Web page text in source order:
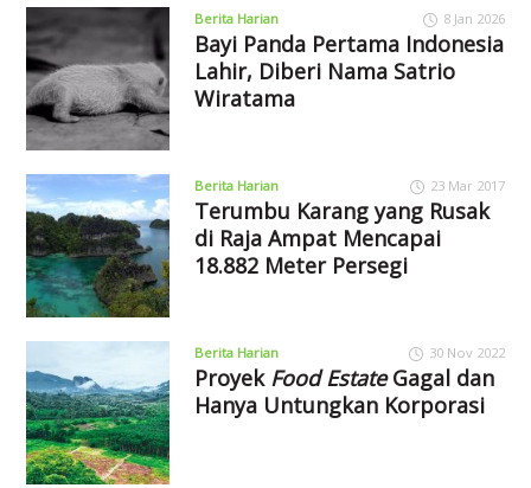
Berita Harian 8 Jan 2026
Bayi Panda Pertama Indonesia
Lahir, Diberi Nama Satrio
Wiratama
Berita Harian 23 Mar 2017
Terumbu Karang yang Rusak
di Raja Ampat Mencapai
18.882 Meter Persegi
Berita Harian 30 Nov 2022
Proyek Food EstateGagal dan
Hanya Untungkan Korporasi